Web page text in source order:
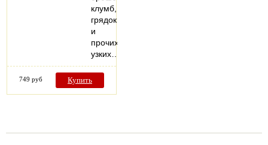
клумб,
грядок
и
прочих
узких…
749 руб Купить